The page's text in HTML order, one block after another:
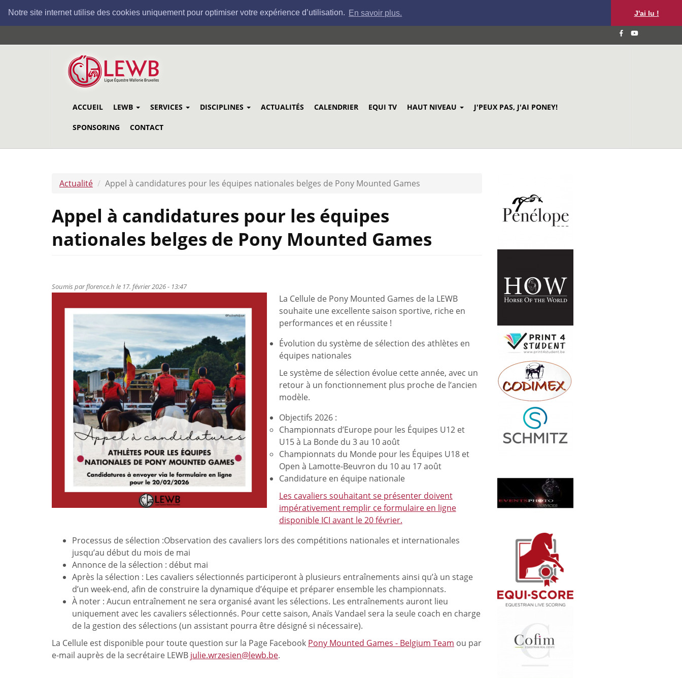
Notre site internet utilise des cookies uniquement pour optimiser votre expérience d’utilisation. En savoir plus. J'ai lu !
au
ACCUEIL LEWB SERVICES DISCIPLINES ACTUALITÉS CALENDRIER EQUI TV HAUT NIVEAU J'PEUX PAS, J'AI PONEY!
SPONSORING CONTACT
Actualité Appel à candidatures pour les équipes nationales belges de Pony Mounted Games
Appel à candidatures pour les équipes
nationales belges de Pony Mounted Games
Soumis parflorence.h le 17. février 2026 - 13:47
La Cellule de Pony Mounted Games de la LEWB
souhaite une excellente saison sportive, riche en
performances et en réussite !
Évolution du système de sélection des athlètes en
équipes nationales
Le système de sélection évolue cette année, avec un
retour à un fonctionnement plus proche de l’ancien
modèle.
Objectifs 2026 :
Championnats d’Europe pour les Équipes U12 et
U15 à La Bonde du 3 au 10 août
Championnats du Monde pour les Équipes U18 et
Open à Lamotte-Beuvron du 10 au 17 août
Candidature en équipe nationale
Les cavaliers souhaitant se présenter doivent
impérativement remplir ce formulaire en ligne
disponible ICI avant le 20 février.
Processus de sélection :Observation des cavaliers lors des compétitions nationales et internationales
jusqu’au début du mois de mai
Annonce de la sélection : début mai
Après la sélection : Les cavaliers sélectionnés participeront à plusieurs entraînements ainsi qu’à un stage
d’un week-end, afin de construire la dynamique d’équipe et préparer ensemble les championnats.
À noter : Aucun entraînement ne sera organisé avant les sélections. Les entraînements auront lieu
uniquement avec les cavaliers sélectionnés. Pour cette saison, Anaïs Vandael sera la seule coach en charge
de la gestion des sélections (un assistant pourra être désigné si nécessaire).
La Cellule est disponible pour toute question sur la Page Facebook Pony Mounted Games - Belgium Team ou par
e-mail auprès de la secrétaire LEWB julie.wrzesien@lewb.be.